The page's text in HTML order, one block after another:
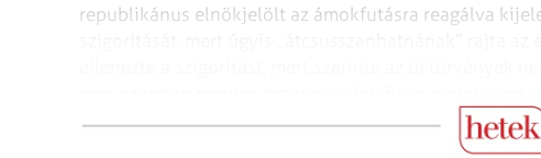
republikánus elnök­jelölt az ámokfutásra reagálva
„előfordul az ilyesmi”.